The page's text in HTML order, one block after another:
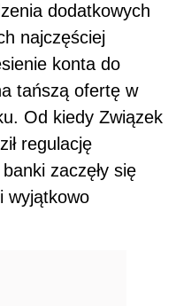
dodatkowych
najczęściej
konta do
tańszą ofertę w
Od kiedy Związek
regulację
zaczęły się
wyjątkowo